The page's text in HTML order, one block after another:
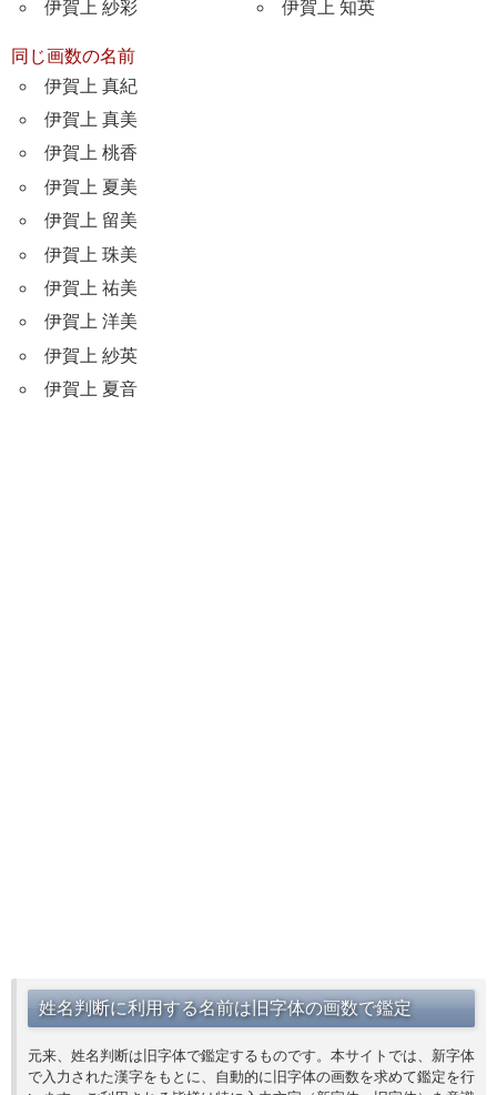
伊賀上 紗彩 伊賀上 知英
同じ画数の名前
伊賀上 真紀
伊賀上 真美
伊賀上 桃香
伊賀上 夏美
伊賀上 留美
伊賀上 珠美
伊賀上 祐美
伊賀上 洋美
伊賀上 紗英
伊賀上 夏音
姓名判断に利用する名前は旧字体の画数で鑑定
元来、姓名判断は旧字体で鑑定するものです。本サイトでは、新字体
で入力された漢字をもとに、自動的に旧字体の画数を求めて鑑定を行